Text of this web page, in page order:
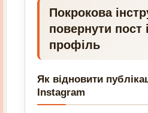
Покрокова
повернути пост
профіль
Як відновити
Instagram